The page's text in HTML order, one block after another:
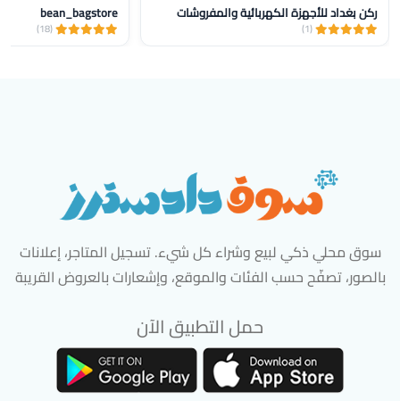
ركن بغداد للأجهزة الكهربائية والمفروشات
(1)
bean_bagstore
(18)
سوق محلي ذكي لبيع وشراء كل شيء. تسجيل المتاجر، إعلانات
بالصور، تصفّح حسب الفئات والموقع، وإشعارات بالعروض القريبة
حمل التطبيق الآن